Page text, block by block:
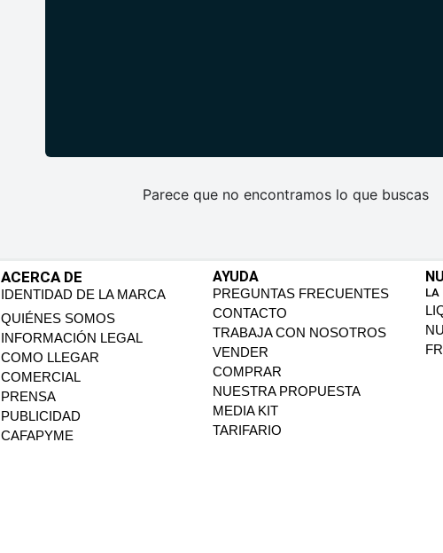
Parece que no encontramos lo que buscas
ACERCA DE
IDENTIDAD DE LA MARCA
QUIÉNES SOMOS
INFORMACIÓN LEGAL
COMO LLEGAR
COMERCIAL
PRENSA
PUBLICIDAD
CAFAPYME
AYUDA
PREGUNTAS FRECUENTES
CONTACTO
TRABAJA CON NOSOTROS
VENDER
COMPRAR
NUESTRA PROPUESTA
MEDIA KIT
TARIFARIO
LA